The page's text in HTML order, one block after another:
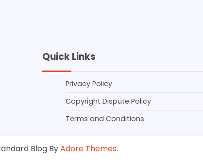
Quick Links
Privacy Policy
Copyright Dispute Policy
Terms and Conditions
Blog ByAdore Themes.